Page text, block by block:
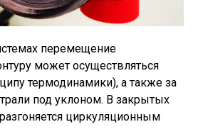
перемещение
может осуществляться
термодинамики), а также за
под уклоном. В закрытых
циркуляционным